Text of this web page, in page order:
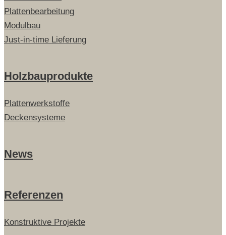
Plattenbearbeitung
Modulbau
Just-in-time Lieferung
Holzbauprodukte
Plattenwerkstoffe
Deckensysteme
News
Referenzen
Konstruktive Projekte